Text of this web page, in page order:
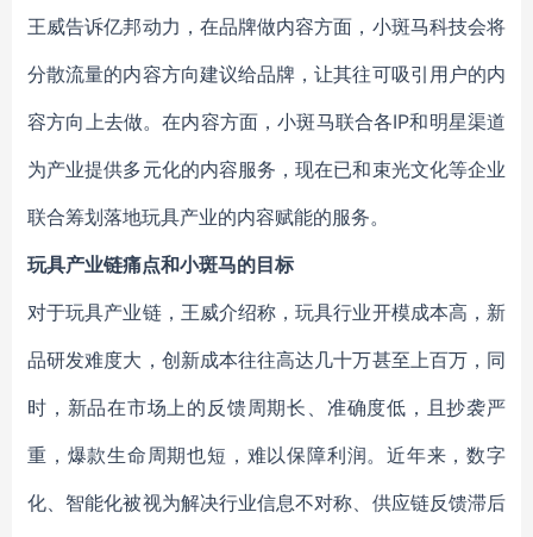
王威告诉亿邦动力，在品牌做内容方面，小斑马科技会将
分散流量的内容方向建议给品牌，让其往可吸引用户的内
容方向上去做。在内容方面，小斑马联合各IP和明星渠道
为产业提供多元化的内容服务，现在已和束光文化等企业
联合筹划落地玩具产业的内容赋能的服务。
玩具产业链痛点和小斑马的目标
对于玩具产业链，王威介绍称，玩具行业开模成本高，新
品研发难度大，创新成本往往高达几十万甚至上百万，同
时，新品在市场上的反馈周期长、准确度低，且抄袭严
重，爆款生命周期也短，难以保障利润。近年来，数字
化、智能化被视为解决行业信息不对称、供应链反馈滞后